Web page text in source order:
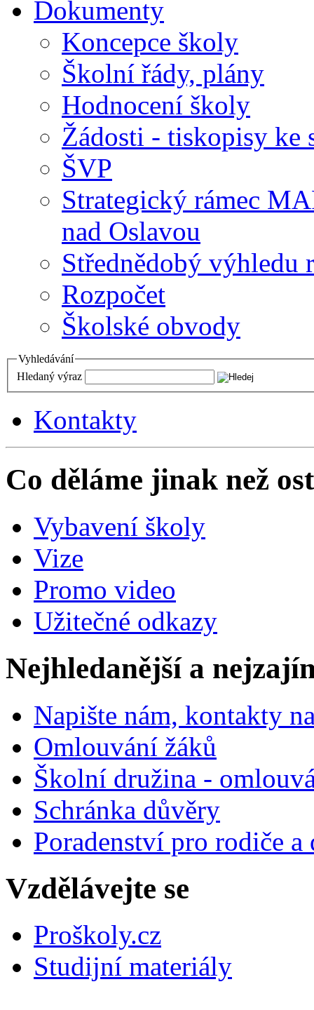
Dokumenty
Koncepce školy
Školní řády, plány
Hodnocení školy
Žádosti - tiskopisy ke
ŠVP
Strategický rámec
nad Oslavou
Střednědobý výhledu
Rozpočet
Školské obvody
Vyhledávání
Hledaný výraz
Kontakty
Co děláme jinak než
Vybavení školy
Vize
Promo video
Užitečné odkazy
Nejhledanější a
Napište nám, kontakty
Omlouvání žáků
Školní družina -
Schránka důvěry
Poradenství pro rodiče
Vzdělávejte se
Proškoly.cz
Studijní materiály